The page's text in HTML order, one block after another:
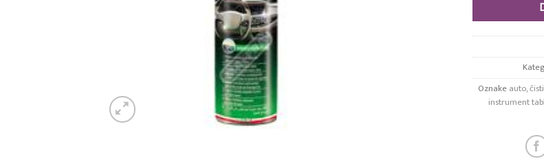
Oznakeauto,čisti
instrument